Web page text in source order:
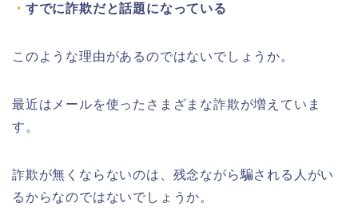
・ すでに詐欺だと話題になっている
このような理由があるのではないでしょうか。
最近はメールを使ったさまざまな詐欺が増えていま
す。
詐欺が無くならないのは、残念ながら騙される人がい
るからなのではないでしょうか。